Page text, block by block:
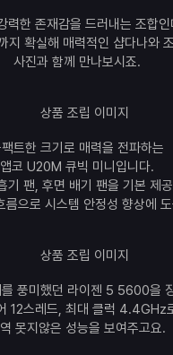
력한 존재감을 드러내는 조합인
지 확실해 매력적인 샵다나와
사진과 함께 만나보시죠.
트한 크기로 매력을 전파하는
앱코 U20M 큐빅 미니입니다.
기 팬, 후면 배기 팬을 기본 제
름으로 시스템 안정성 향상에
풍미했던 라이젠 5 5600을
12스레드, 최대 클럭 4.4GHz
못지않은 성능을 보여주고요.